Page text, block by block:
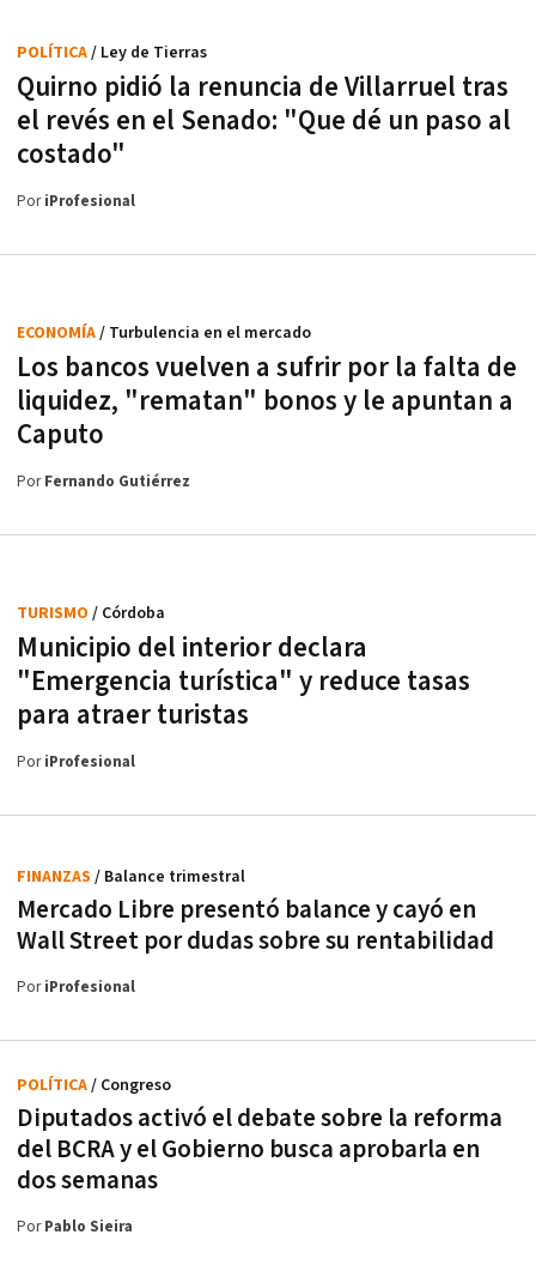
Quirno pidió la renuncia de Villarruel tras
el revés en el Senado: "Que dé un paso al
costado"
POLÍTICA/ Ley de Tierras
PoriProfesional
Los bancos vuelven a sufrir por la falta de
liquidez, "rematan" bonos y le apuntan a
Caputo
ECONOMÍA/ Turbulencia en el mercado
PorFernando Gutiérrez
Municipio del interior declara
"Emergencia turística" y reduce tasas
para atraer turistas
TURISMO / Córdoba
PoriProfesional
Mercado Libre presentó balance y cayó en
Wall Street por dudas sobre su rentabilidad
FINANZAS / Balance trimestral
PoriProfesional
Diputados activó el debate sobre la reforma
del BCRA y el Gobierno busca aprobarla en
dos semanas
POLÍTICA/ Congreso
PorPablo Sieira